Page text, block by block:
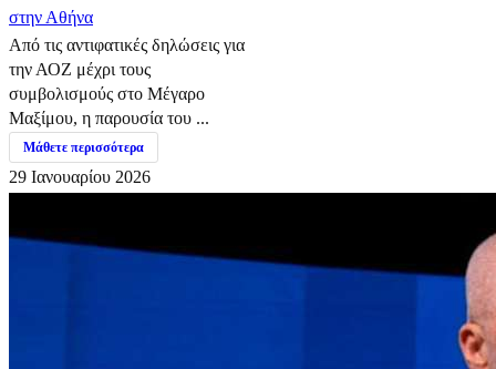
στην Αθήνα
Από τις αντιφατικές δηλώσεις για
την ΑΟΖ μέχρι τους
συμβολισμούς στο Μέγαρο
Μαξίμου, η παρουσία του ...
Μάθετε περισσότερα
29 Ιανουαρίου 2026